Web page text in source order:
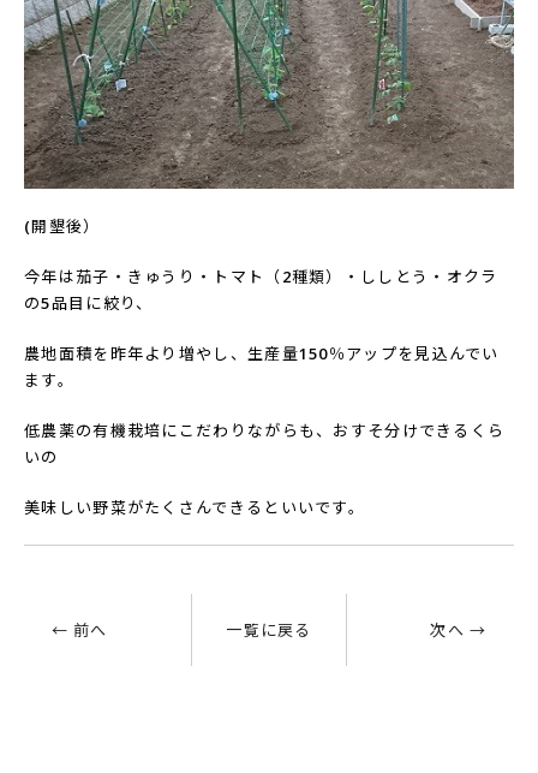
(開墾後）
今年は茄子・きゅうり・トマト（2種類）・ししとう・オクラ
の5品目に絞り、
農地面積を昨年より増やし、生産量150％アップを見込んでい
ます。
低農薬の有機栽培にこだわりながらも、おすそ分けできるくら
いの
美味しい野菜がたくさんできるといいです。
← 前へ 一覧に戻る 次へ →